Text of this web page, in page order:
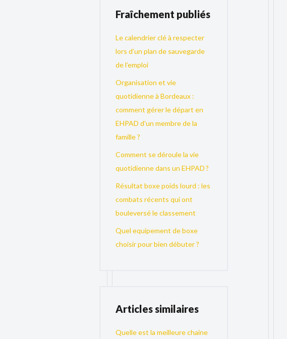
Fraîchement publiés
Le calendrier clé à respecter
lors d’un plan de sauvegarde
de l’emploi
Organisation et vie
quotidienne à Bordeaux :
comment gérer le départ en
EHPAD d’un membre de la
famille ?
Comment se déroule la vie
quotidienne dans un EHPAD ?
Résultat boxe poids lourd : les
combats récents qui ont
bouleversé le classement
Quel equipement de boxe
choisir pour bien débuter ?
Articles similaires
Quelle est la meilleure chaine